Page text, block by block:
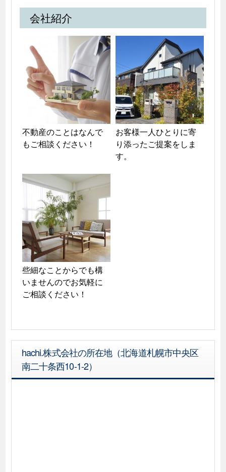
会社紹介
不動産のことはなんで
もご相談ください！
お客様一人ひとりに寄
り添ったご提案をしま
す。
些細なことからでも構
いませんのでお気軽に
ご相談ください！
hachi.株式会社の所在地（北海道札幌市中央区
南二十条西10-1-2）